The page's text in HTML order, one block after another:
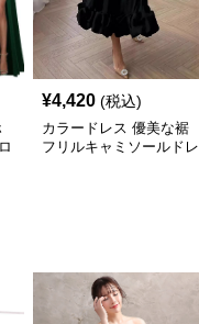
¥4,420 (税込)
カラードレス 優美な裾
フリルキャミソールドレ